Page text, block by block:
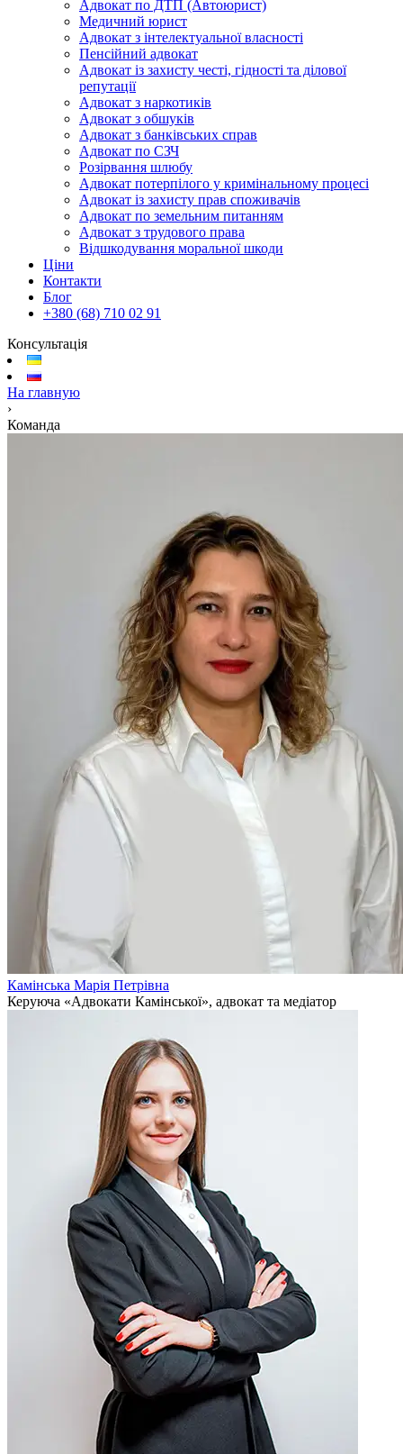
Адвокат по ДТП (Автоюрист)
Медичний юрист
Адвокат з інтелектуальної власності
Пенсійний адвокат
Адвокат із захисту честі, гідності та ділової
репутації
Адвокат з наркотиків
Адвокат з обшуків
Адвокат з банківських справ
Адвокат по СЗЧ
Розірвання шлюбу
Адвокат потерпілого у кримінальному процесі
Адвокат із захисту прав споживачів
Адвокат по земельним питанням
Адвокат з трудового права
Відшкодування моральної шкоди
Ціни
Контакти
Блог
+380 (68) 710 02 91
Консультація
На главную
›
Команда
Камінська Марія Петрівна
Керуюча «Адвокати Камінської», адвокат та медіатор